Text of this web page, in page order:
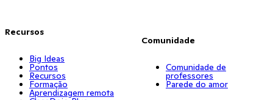
Recursos
Big Ideas
Pontos
Recursos
Formação
Aprendizagem remota
Comunidade
Comunidade de
professores
Parede do amor